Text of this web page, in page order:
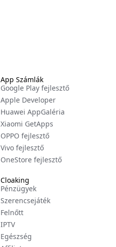
Cloaking
Pénzügyek
Szerencsejáték
Felnőtt
IPTV
Egészség
App Számlák
Google Play fejlesztő
Apple Developer
Huawei AppGaléria
Xiaomi GetApps
OPPO fejlesztő
Vivo fejlesztő
OneStore fejlesztő